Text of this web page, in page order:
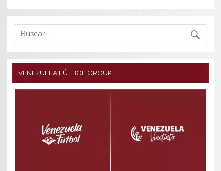
VENEZUELA FÚTBOL GROUP